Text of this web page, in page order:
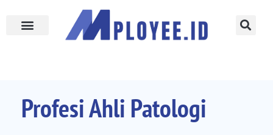
Profesi Ahli Patologi